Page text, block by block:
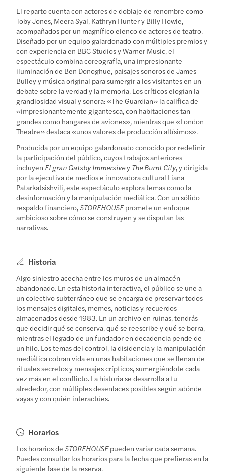
El reparto cuenta con actores de doblaje de renombre como
Toby Jones, Meera Syal, Kathryn Hunter y Billy Howle,
acompañados por un magnífico elenco de actores de teatro.
Diseñado por un equipo galardonado con múltiples premios y
con experiencia en BBC Studios y Warner Music, el
espectáculo combina coreografía, una impresionante
iluminación de Ben Donoghue, paisajes sonoros de James
Bulley y música original para sumergir a los visitantes en un
debate sobre la verdad y la memoria. Los críticos elogian la
grandiosidad visual y sonora: «The Guardian» la califica de
«impresionantemente gigantesca, con habitaciones tan
grandes como hangares de aviones», mientras que «London
Theatre» destaca «unos valores de producción altísimos».
Producida por un equipo galardonado conocido por redefinir
la participación del público, cuyos trabajos anteriores
incluyen El gran Gatsby Immersivey The Burnt City, y dirigida
por la ejecutiva de medios e innovadora cultural Liana
Patarkatsishvili, este espectáculo explora temas como la
desinformación y la manipulación mediática. Con un sólido
respaldo financiero,STOREHOUSEpromete un enfoque
ambicioso sobre cómo se construyen y se disputan las
narrativas.
Historia
Algo siniestro acecha entre los muros de un almacén
abandonado. En esta historia interactiva, el público se une a
un colectivo subterráneo que se encarga de preservar todos
los mensajes digitales, memes, noticias y recuerdos
almacenados desde 1983. En un archivo en ruinas, tendrás
que decidir qué se conserva, qué se reescribe y qué se borra,
mientras el legado de un fundador en decadencia pende de
un hilo. Los temas del control, la disidencia y la manipulación
mediática cobran vida en unas habitaciones que se llenan de
rituales secretos y mensajes crípticos, sumergiéndote cada
vez más en el conflicto. La historia se desarrolla a tu
alrededor, con múltiples desenlaces posibles según adónde
vayas y con quién interactúes.
Horarios
Los horarios deSTOREHOUSEpueden variar cada semana.
Puedes consultar los horarios para la fecha que prefieras en la
siguiente fase de la reserva.